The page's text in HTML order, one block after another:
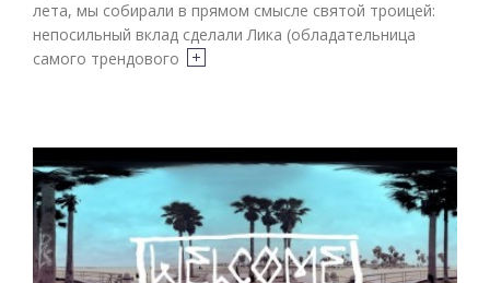
лета, мы собирали в прямом смысле святой троицей:
непосильный вклад сделали Лика (обладательница
самого трендового